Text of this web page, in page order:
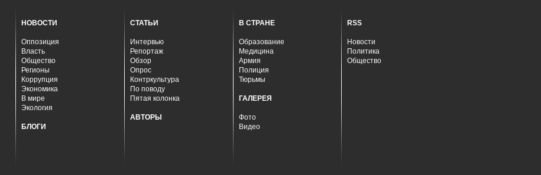
НОВОСТИ
Оппозиция
Власть
Общество
Регионы
Коррупция
Экономика
В мире
Экология
БЛОГИ
СТАТЬИ
Интервью
Репортаж
Обзор
Опрос
Контркультура
По поводу
Пятая колонка
АВТОРЫ
В СТРАНЕ
Образование
Медицина
Армия
Полиция
Тюрьмы
ГАЛЕРЕЯ
Фото
Видео
RSS
Новости
Политика
Общество